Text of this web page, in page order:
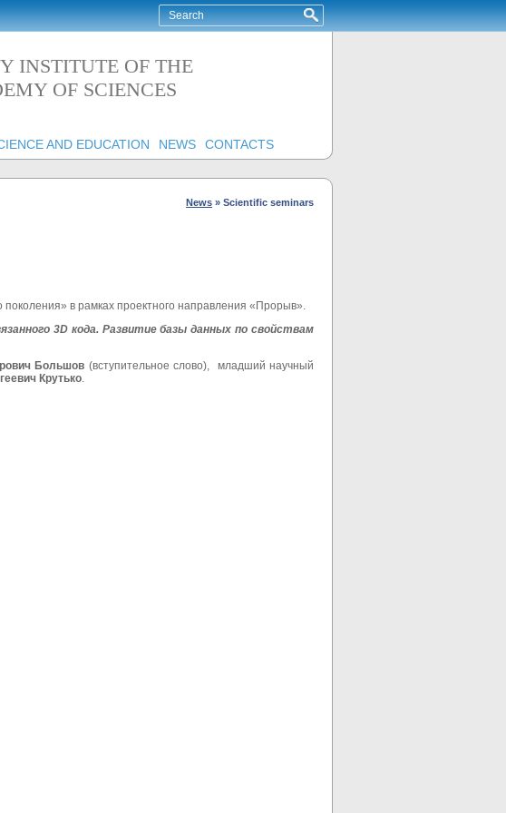
INSTITUTE OF THE
OF SCIENCES
AND EDUCATION NEWS CONTACTS
News » Scientific seminars
в рамках проектного направления «Прорыв».
3D кода. Развитие базы данных по свойствам
Большов (вступительное слово), младший научный
Крутько.